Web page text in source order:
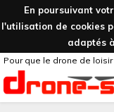
En poursuivant
l'utilisation de cookies
adaptés
Pour que le drone de